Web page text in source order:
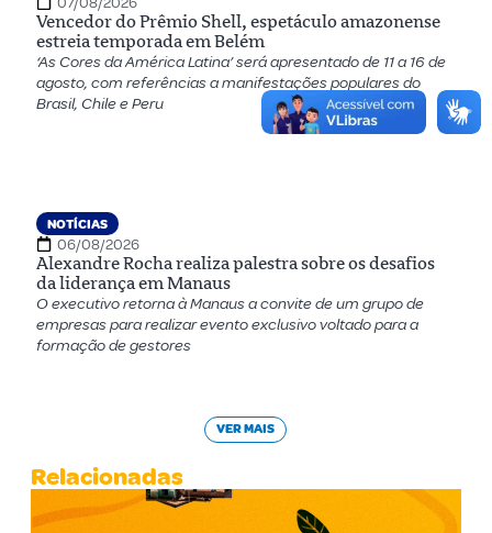
Vencedor do Prêmio Shell, espetáculo amazonense
estreia temporada em Belém
‘As Cores da América Latina’ será apresentado de 11 a 16 de
agosto, com referências a manifestações populares do
Brasil, Chile e Peru
NOTÍCIAS
06/08/2026
Alexandre Rocha realiza palestra sobre os desafios
da liderança em Manaus
O executivo retorna à Manaus a convite de um grupo de
empresas para realizar evento exclusivo voltado para a
formação de gestores
VER MAIS
Relacionadas